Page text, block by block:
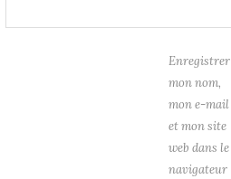
Enregistrer
mon nom,
mon e-mail
et mon site
web dans le
navigateur